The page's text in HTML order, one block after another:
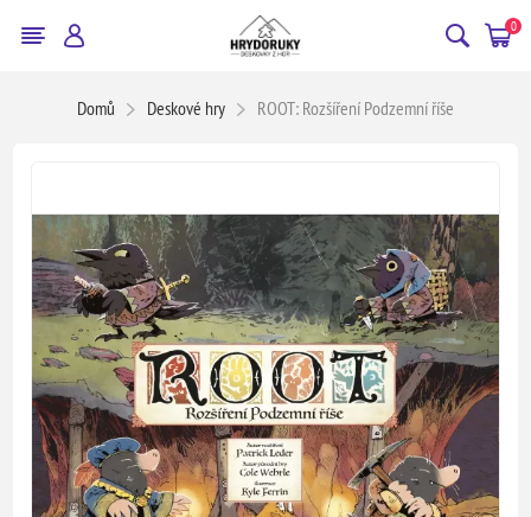
0
Domů Deskové hry ROOT: Rozšíření Podzemní říše